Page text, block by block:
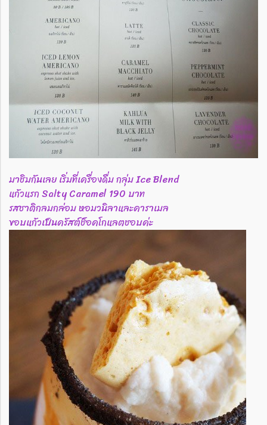
มาชิมกันเลย เริ่มที่เครื่องดื่ม กลุ่ม Ice Blend
แก้วแรก Salty Caramel 190 บาท
รสชาติกลมกล่อม หอมวนิลาและคาราเมล
ขอบแก้วเป็นครัสต์ช็อคโกแลตชอบค่ะ